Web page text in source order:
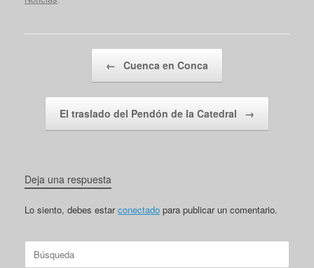
← Cuenca en Conca
El traslado del Pendón de la Catedral →
Deja una respuesta
Lo siento, debes estarconectado para publicar un comentario.
Buscar: